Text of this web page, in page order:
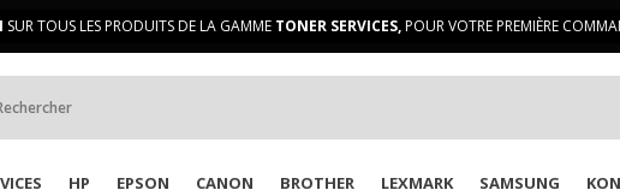
SUR TOUS LES PRODUITS DE LA GAMME TONER SERVICES,POUR VOTRE PREMIÈRE
HP EPSON CANON BROTHER LEXMARK SAMSUNG